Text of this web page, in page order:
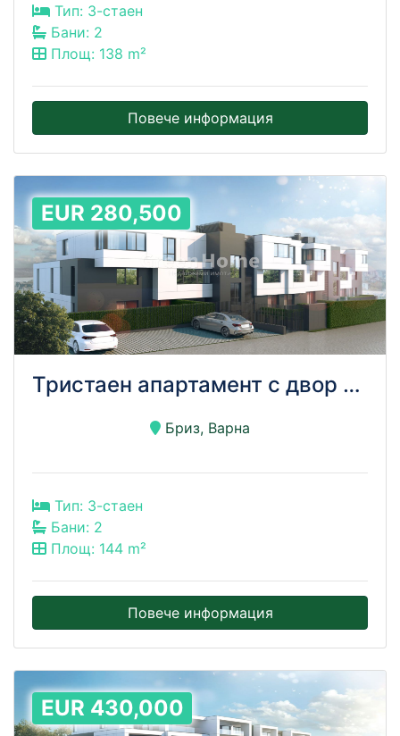
Тип: 3-стаен
Бани: 2
Площ: 138 m²
Повече информация
EUR 280,500
Тристаен апартамент с двор и морска гледка – кв. Бриз, луксозна сграда!!!
Бриз, Варна
Тип: 3-стаен
Бани: 2
Площ: 144 m²
Повече информация
EUR 430,000